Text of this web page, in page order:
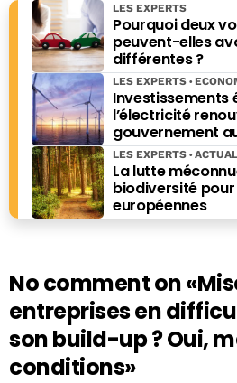
Pourquoi deux
peuvent-elles
différentes ?
LES EXPERTS
Investissements
l’électricité
gouvernement
LES EXPERTS
La lutte
biodiversité
européennes
LES EXPERTS
No comment on
entreprises en
son build-up ? Oui,
conditions»